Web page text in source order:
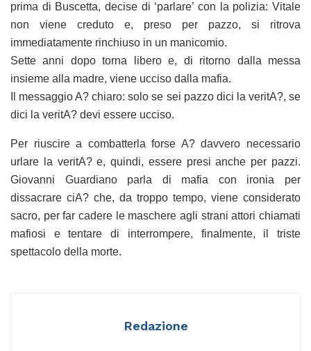
prima di Buscetta, decise di ‘parlare’ con la polizia: Vitale
non viene creduto e, preso per pazzo, si ritrova
immediatamente rinchiuso in un manicomio.
Sette anni dopo torna libero e, di ritorno dalla messa
insieme alla madre, viene ucciso dalla mafia.
Il messaggio A? chiaro: solo se sei pazzo dici la veritA?, se
dici la veritA? devi essere ucciso.
Per riuscire a combatterla forse A? davvero necessario
urlare la veritA? e, quindi, essere presi anche per pazzi.
Giovanni Guardiano parla di mafia con ironia per
dissacrare ciA? che, da troppo tempo, viene considerato
sacro, per far cadere le maschere agli strani attori chiamati
mafiosi e tentare di interrompere, finalmente, il triste
spettacolo della morte.
Redazione